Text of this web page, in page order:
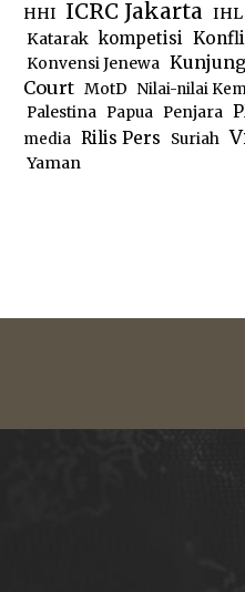
HHI ICRC Jakarta IHL
Katarak kompetisi
Konvensi Jenewa
Court MotD Nilai-nilai
Palestina
Papua Penjara
media Rilis Pers Suriah
Yaman